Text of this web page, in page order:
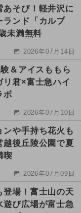
あそび！軽井沢に
ランド「カルプ
未満無料
2026年07月14日
＆アイスももら
君×富士急ハイ
ボ
2026年07月10日
や手持ち花火も
後丘陵公園で夏
喫
2026年07月09日
登場！富士山の天
遊び広場が富士急